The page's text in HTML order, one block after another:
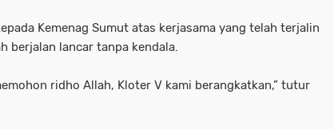
Kemenag Sumut atas kerjasama yang telah terjalin
berjalan lancar tanpa kendala.
ridho Allah, Kloter V kami berangkatkan,” tutur